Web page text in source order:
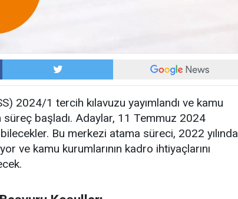
2024/1 tercih kılavuzu yayımlandı ve kamu
süreç başladı. Adaylar, 11 Temmuz 2024
Bu merkezi atama süreci, 2022 yılında
ve kamu kurumlarının kadro ihtiyaçlarını